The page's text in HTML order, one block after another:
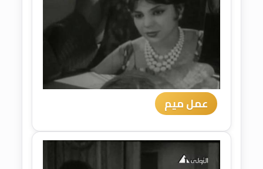
عمل ميم